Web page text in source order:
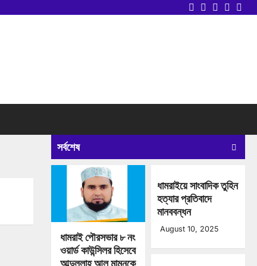
Twitter
Facebook
LinkedIn
সর্বশেষ
ধামরাই পৌরসভার ৮ নং
ওয়ার্ড কাউন্সিলর হিসেবে
আব্দুল্লাহ আল মামুনকে
ধামরাইয়ে সাংবাদিক তুহিন
হত্যার প্রতিবাদে
মানববন্ধন
August 10, 2025